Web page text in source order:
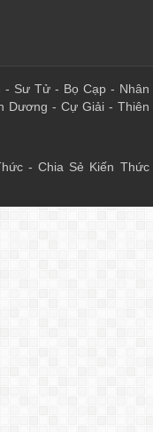
- Sư Tử- Bọ Cạp- Nhân
Dương - Cự Giải- Thiên
- Chia Sẻ Kiến Thức